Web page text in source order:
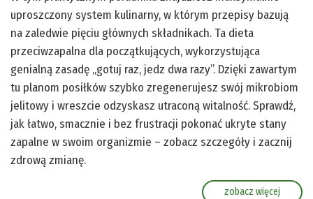
uproszczony system kulinarny, w którym przepisy bazują
na zaledwie pięciu głównych składnikach. Ta dieta
przeciwzapalna dla początkujących, wykorzystująca
genialną zasadę „gotuj raz, jedz dwa razy”. Dzięki zawartym
tu planom posiłków szybko zregenerujesz swój mikrobiom
jelitowy i wreszcie odzyskasz utraconą witalność. Sprawdź,
jak łatwo, smacznie i bez frustracji pokonać ukryte stany
zapalne w swoim organizmie – zobacz szczegóły i zacznij
zdrową zmianę.
zobacz więcej